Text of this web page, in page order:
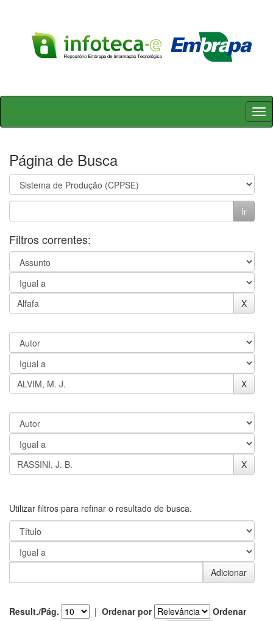
Skip
Página de Busca
Filtros correntes:
Utilizar filtros para refinar o resultado de busca.
Result./Pág. | Ordenar por
Ordenar